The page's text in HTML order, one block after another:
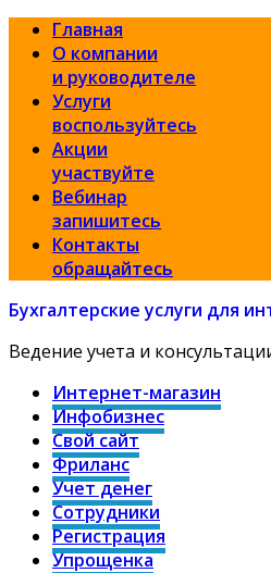
Главная
О компании
и руководителе
Услуги
воспользуйтесь
Акции
участвуйте
Вебинар
запишитесь
Контакты
обращайтесь
Бухгалтерские услуги для
Ведение учета и
Интернет-магазин
Инфобизнес
Свой сайт
Фриланс
Учет денег
Сотрудники
Регистрация
Упрощенка